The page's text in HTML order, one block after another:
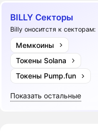
BILLY Секторы
Billy оноситстя к секторам:
Мемкоины
Токены Solana
Токены Pump.fun
Показать остальные